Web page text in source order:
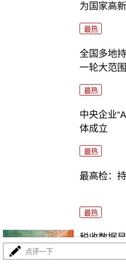
为国家高
最热
全国多地
一轮大范
最热
中央企业
体成立
最热
最高检：
最热
税收数据
点评一下